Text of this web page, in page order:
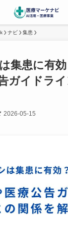
ナビ 集患
集患に有
ガイドラ
2026-05-15